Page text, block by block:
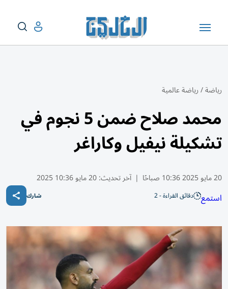
رياضة/رياضة عالمية
محمد صلاح ضمن 5 نجوم في
تشكيلة نيفيل وكاراغر
20 مايو 2025 10:36 صباحًا | آخر تحديث:20 مايو 10:36 2025
استمع دقائق القراءة - 2 شارك